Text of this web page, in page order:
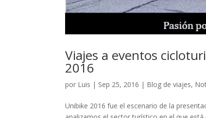
Viajes a eventos
2016
por Luis | Sep 25, 2016 | Blog de viajes,
Unibike 2016 fue el escenario de la